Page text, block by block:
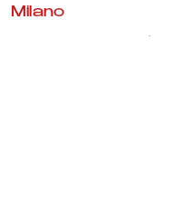
Milano
#concerti #spettacoli